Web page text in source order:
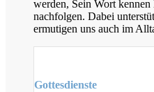
werden, Sein Wort
nachfolgen. Dabei
ermutigen uns auch im
Gottesdienste